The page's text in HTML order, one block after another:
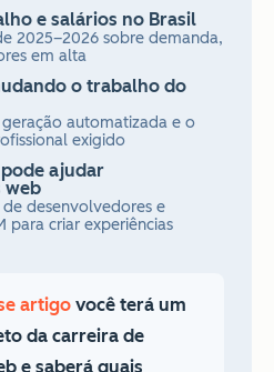
e salários no Brasil
2025–2026 sobre demanda,
em alta
o trabalho do
automatizada e o
exigido
ajudar
web
desenvolvedores e
para criar experiências
artigo você terá um
da carreira de
e saberá quais